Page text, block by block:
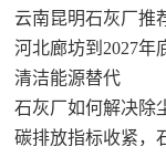
云南昆明石灰厂推
河北廊坊到2027年
清洁能源替代
石灰厂如何解决除
碳排放指标收紧，